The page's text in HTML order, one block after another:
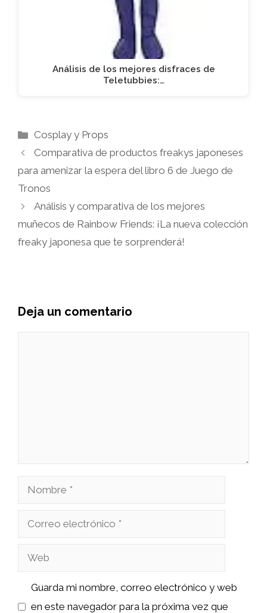
Análisis de los mejores disfraces de
Teletubbies:…
Categorías
Cosplay y Props
Comparativa de productos freakys japoneses
para amenizar la espera del libro 6 de Juego de
Tronos
Análisis y comparativa de los mejores
muñecos de Rainbow Friends: ¡La nueva colección
freaky japonesa que te sorprenderá!
Deja un comentario
Nombre
Correo
Web
Guarda mi nombre, correo electrónico y web
en este navegador para la próxima vez que